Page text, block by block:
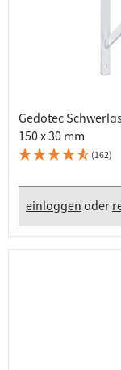
Gedotec
150 x 30 mm
(162)
einloggenoder